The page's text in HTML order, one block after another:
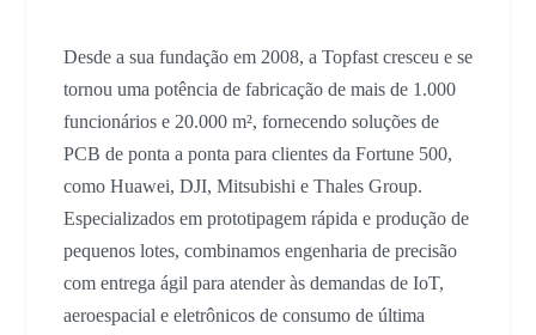
Desde a sua fundação em 2008, a Topfast cresceu e se
tornou uma potência de fabricação de mais de 1.000
funcionários e 20.000 m², fornecendo soluções de
PCB de ponta a ponta para clientes da Fortune 500,
como Huawei, DJI, Mitsubishi e Thales Group.
Especializados em prototipagem rápida e produção de
pequenos lotes, combinamos engenharia de precisão
com entrega ágil para atender às demandas de IoT,
aeroespacial e eletrônicos de consumo de última